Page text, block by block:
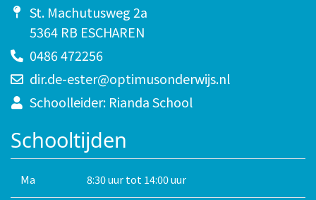
St. Machutusweg 2a
5364 RB ESCHAREN
0486 472256
dir.de-ester@optimusonderwijs.nl
Schoolleider: Rianda School
Schooltijden
Ma 8:30 uur tot 14:00 uur